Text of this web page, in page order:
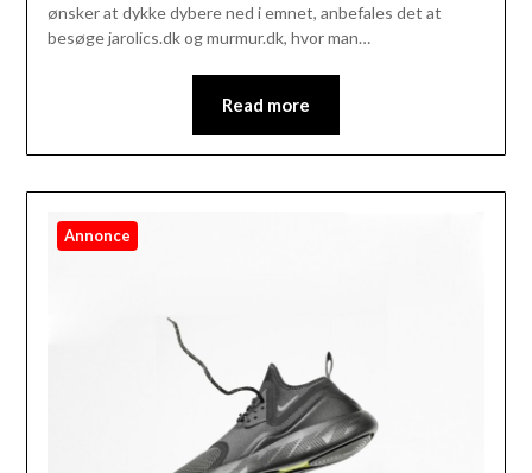
ønsker at dykke dybere ned i emnet, anbefales det at
besøge jarolics.dk og murmur.dk, hvor man…
Read more
Annonce